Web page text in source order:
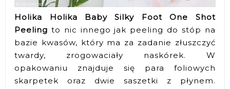
Holika Holika Baby Silky Foot One Shot
Peeling to nic innego jak peeling do stóp na
bazie kwasów, który ma za zadanie złuszczyć
twardy, zrogowaciały naskórek. W
opakowaniu znajduje się para foliowych
skarpetek oraz dwie saszetki z płynem.